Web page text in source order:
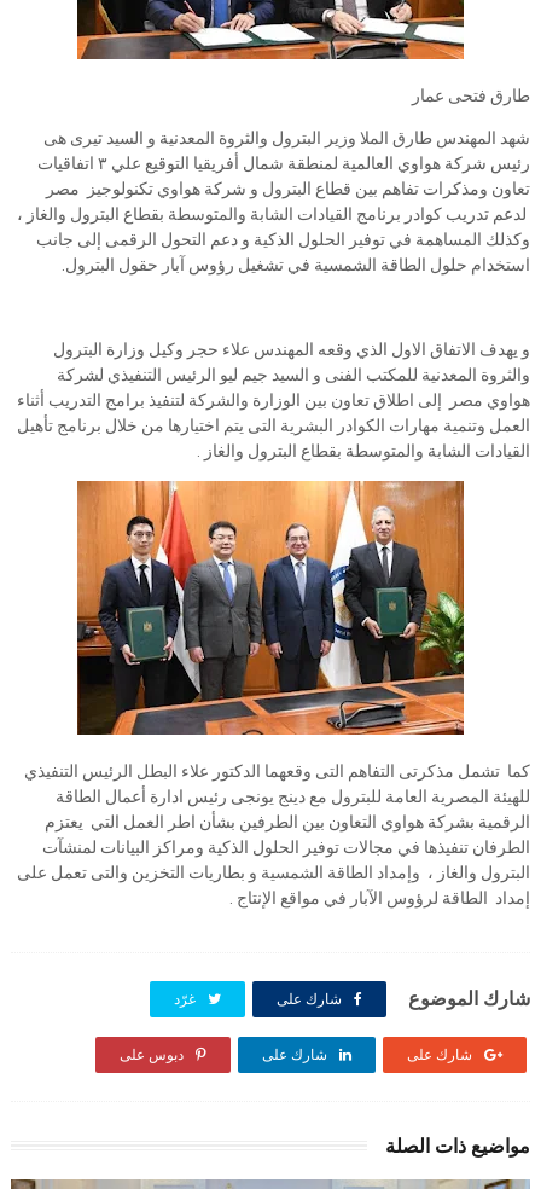
طارق فتحى عمار
شهد المهندس طارق الملا وزير البترول والثروة المعدنية و السيد تيرى هى
رئيس شركة هواوي العالمية لمنطقة شمال أفريقيا التوقيع علي ٣ اتفاقيات
تعاون ومذكرات تفاهم بين قطاع البترول و شركة هواوي تكنولوجيز مصر
لدعم تدريب كوادر برنامج القيادات الشابة والمتوسطة بقطاع البترول والغاز ،
وكذلك المساهمة في توفير الحلول الذكية و دعم التحول الرقمى إلى جانب
استخدام حلول الطاقة الشمسية في تشغيل رؤوس آبار حقول البترول.
و يهدف الاتفاق الاول الذي وقعه المهندس علاء حجر وكيل وزارة البترول
والثروة المعدنية للمكتب الفنى و السيد جيم ليو الرئيس التنفيذي لشركة
هواوي مصر إلى اطلاق تعاون بين الوزارة والشركة لتنفيذ برامج التدريب أثناء
العمل وتنمية مهارات الكوادر البشرية التى يتم اختيارها من خلال برنامج تأهيل
القيادات الشابة والمتوسطة بقطاع البترول والغاز .
كما تشمل مذكرتى التفاهم التى وقعهما الدكتور علاء البطل الرئيس التنفيذي
للهيئة المصرية العامة للبترول مع دينج يونجى رئيس ادارة أعمال الطاقة
الرقمية بشركة هواوي التعاون بين الطرفين بشأن اطر العمل التي يعتزم
الطرفان تنفيذها في مجالات توفير الحلول الذكية ومراكز البيانات لمنشآت
البترول والغاز ، وإمداد الطاقة الشمسية و بطاريات التخزين والتى تعمل على
إمداد الطاقة لرؤوس الآبار في مواقع الإنتاج .
شارك الموضوع شارك على غرّد
شارك على شارك على دبوس على
مواضيع ذات الصلة